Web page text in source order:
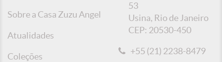
Sobre a Casa Zuzu Angel
Atualidades
Coleções
53
Usina, Rio de Janeiro
CEP: 20530-450
+55 (21) 2238-8479